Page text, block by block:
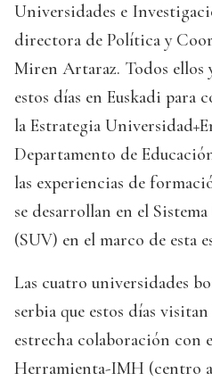
Universidades e
directora de Política y
Miren Artaraz. Todos ellos
estos días en Euskadi para
la Estrategia
Departamento de
las experiencias de
se desarrollan en el
(SUV) en el marco de esta
Las cuatro universidades
serbia que estos días
estrecha colaboración con
Herramienta-IMH (centro